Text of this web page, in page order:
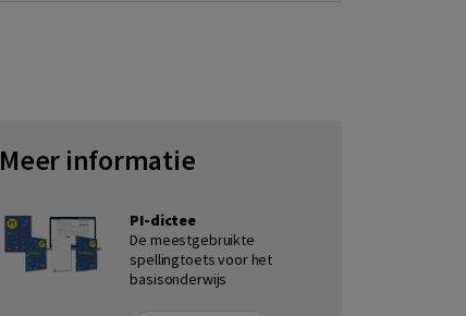
Meer informatie
PI-dictee
De meestgebruikte
spellingtoets voor het
basisonderwijs